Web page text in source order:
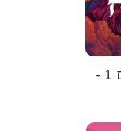
שלטון השיורים 1 -